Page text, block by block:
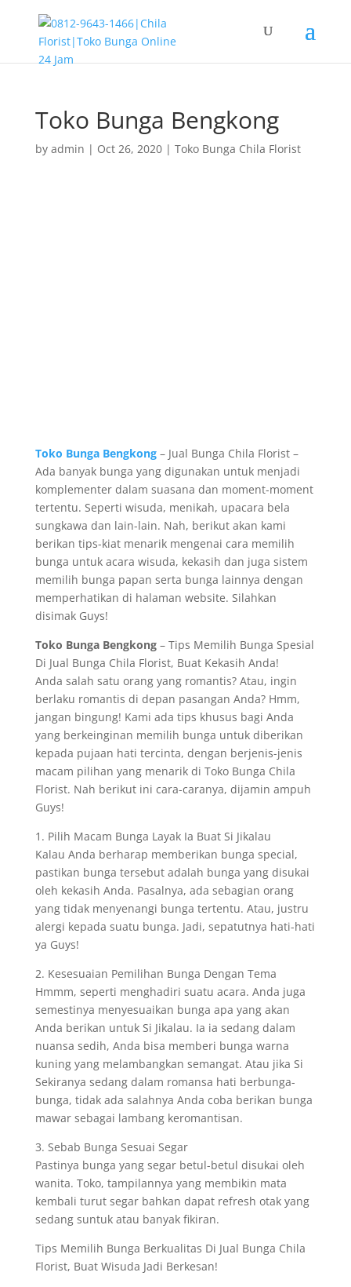
Toko Bunga Bengkong
by admin | Oct 26, 2020| Toko Bunga Chila Florist
Toko Bunga Bengkong– Jual Bunga Chila Florist –
Ada banyak bunga yang digunakan untuk menjadi
komplementer dalam suasana dan moment-moment
tertentu. Seperti wisuda, menikah, upacara bela
sungkawa dan lain-lain. Nah, berikut akan kami
berikan tips-kiat menarik mengenai cara memilih
bunga untuk acara wisuda, kekasih dan juga sistem
memilih bunga papan serta bunga lainnya dengan
memperhatikan di halaman website. Silahkan
disimak Guys!
Toko Bunga Bengkong– Tips Memilih Bunga Spesial
Di Jual Bunga Chila Florist, Buat Kekasih Anda!
Anda salah satu orang yang romantis? Atau, ingin
berlaku romantis di depan pasangan Anda? Hmm,
jangan bingung! Kami ada tips khusus bagi Anda
yang berkeinginan memilih bunga untuk diberikan
kepada pujaan hati tercinta, dengan berjenis-jenis
macam pilihan yang menarik di Toko Bunga Chila
Florist. Nah berikut ini cara-caranya, dijamin ampuh
Guys!
1. Pilih Macam Bunga Layak Ia Buat Si Jikalau
Kalau Anda berharap memberikan bunga special,
pastikan bunga tersebut adalah bunga yang disukai
oleh kekasih Anda. Pasalnya, ada sebagian orang
yang tidak menyenangi bunga tertentu. Atau, justru
alergi kepada suatu bunga. Jadi, sepatutnya hati-hati
ya Guys!
2. Kesesuaian Pemilihan Bunga Dengan Tema
Hmmm, seperti menghadiri suatu acara. Anda juga
semestinya menyesuaikan bunga apa yang akan
Anda berikan untuk Si Jikalau. Ia ia sedang dalam
nuansa sedih, Anda bisa memberi bunga warna
kuning yang melambangkan semangat. Atau jika Si
Sekiranya sedang dalam romansa hati berbunga-
bunga, tidak ada salahnya Anda coba berikan bunga
mawar sebagai lambang keromantisan.
3. Sebab Bunga Sesuai Segar
Pastinya bunga yang segar betul-betul disukai oleh
wanita. Toko, tampilannya yang membikin mata
kembali turut segar bahkan dapat refresh otak yang
sedang suntuk atau banyak fikiran.
Tips Memilih Bunga Berkualitas Di Jual Bunga Chila
Florist, Buat Wisuda Jadi Berkesan!